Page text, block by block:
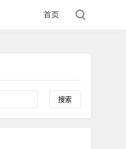
首页
Search